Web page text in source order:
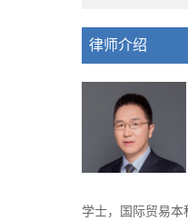
律师介绍
学士，国际贸易本